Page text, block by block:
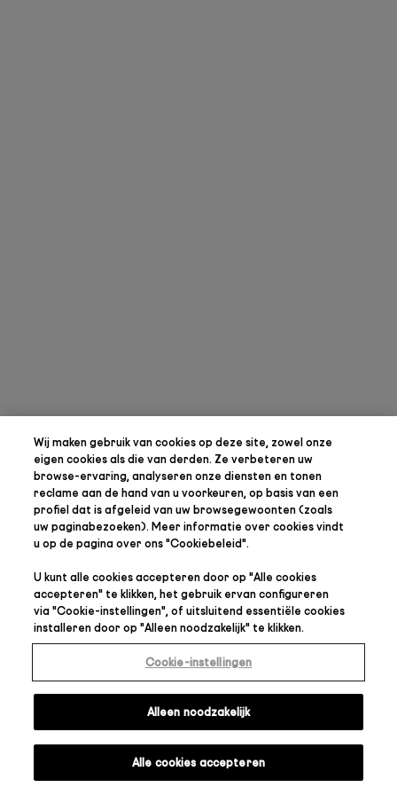
Wij maken gebruik van cookies op deze site, zowel onze
eigen cookies als die van derden. Ze verbeteren uw
browse-ervaring, analyseren onze diensten en tonen
reclame aan de hand van u voorkeuren, op basis van een
profiel dat is afgeleid van uw browsegewoonten (zoals
uw paginabezoeken). Meer informatie over cookies vindt
u op de pagina over ons "Cookiebeleid".
U kunt alle cookies accepteren door op "Alle cookies
accepteren" te klikken, het gebruik ervan configureren
via "Cookie-instellingen", of uitsluitend essentiële cookies
installeren door op "Alleen noodzakelijk" te klikken.
Cookie-instellingen
Alleen noodzakelijk
Alle cookies accepteren